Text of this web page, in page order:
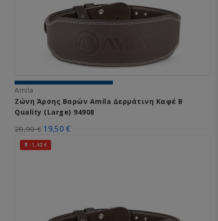
Amila
Ζώνη Άρσης Βαρών Amila Δερμάτινη Καφέ B
Quality (Large) 94908
20,90 € 19,50 €
 -1,40 €